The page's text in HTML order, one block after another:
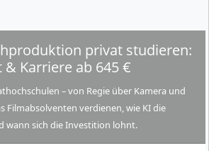
privat studieren:
& Karriere ab 645 €
– von Regie über Kamera und
Filmabsolventen verdienen, wie KI die
wann sich die Investition lohnt.